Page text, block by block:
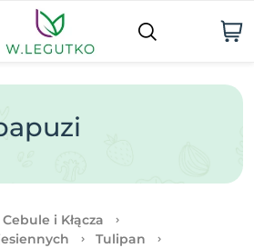
Cebule i Kłącza
Tulipan